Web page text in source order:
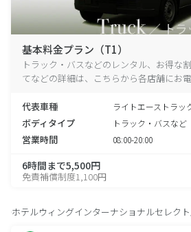
基本料金プラン（T1）
トラック・バスなどのレンタル、お得な
てなどの詳細は、こちらから各店舗にお電
代表車種 ライトエーストラッ
ボディタイプ トラック・バスなど
営業時間 08:00-20:00
6時間まで5,500円
免責補償制度1,100円
ホテルウィングインターナショナルセレク